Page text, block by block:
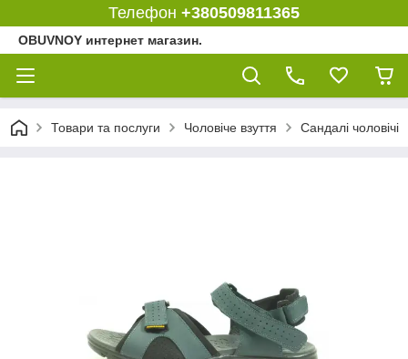
Телефон +380509811365
OBUVNOY интернет магазин.
Товари та послуги Чоловіче взуття Сандалі чоловічі